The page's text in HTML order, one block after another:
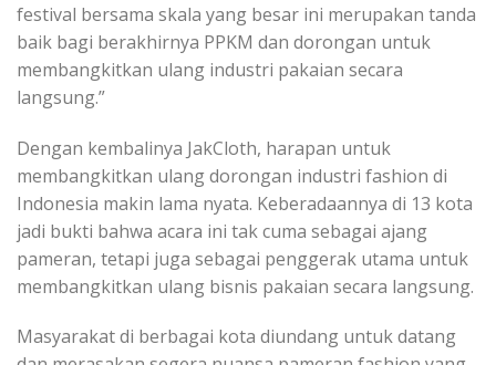
festival bersama skala yang besar ini merupakan tanda
baik bagi berakhirnya PPKM dan dorongan untuk
membangkitkan ulang industri pakaian secara
langsung.”
Dengan kembalinya JakCloth, harapan untuk
membangkitkan ulang dorongan industri fashion di
Indonesia makin lama nyata. Keberadaannya di 13 kota
jadi bukti bahwa acara ini tak cuma sebagai ajang
pameran, tetapi juga sebagai penggerak utama untuk
membangkitkan ulang bisnis pakaian secara langsung.
Masyarakat di berbagai kota diundang untuk datang